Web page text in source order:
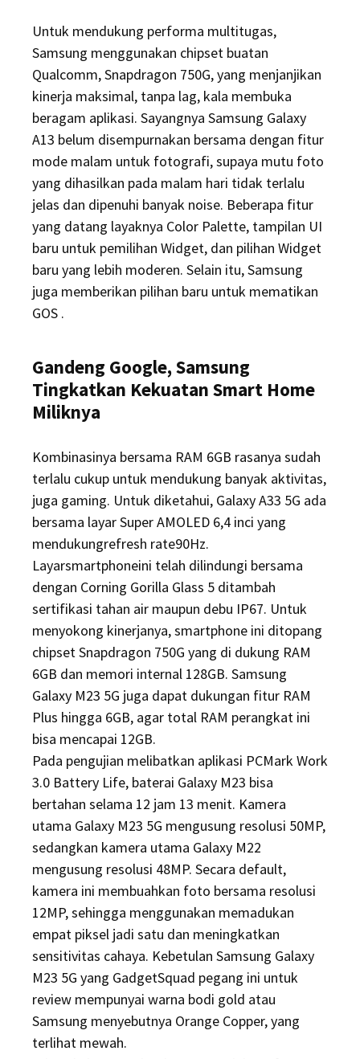
Untuk mendukung performa multitugas,
Samsung menggunakan chipset buatan
Qualcomm, Snapdragon 750G, yang menjanjikan
kinerja maksimal, tanpa lag, kala membuka
beragam aplikasi. Sayangnya Samsung Galaxy
A13 belum disempurnakan bersama dengan fitur
mode malam untuk fotografi, supaya mutu foto
yang dihasilkan pada malam hari tidak terlalu
jelas dan dipenuhi banyak noise. Beberapa fitur
yang datang layaknya Color Palette, tampilan UI
baru untuk pemilihan Widget, dan pilihan Widget
baru yang lebih moderen. Selain itu, Samsung
juga memberikan pilihan baru untuk mematikan
GOS .
Gandeng Google, Samsung
Tingkatkan Kekuatan Smart Home
Miliknya
Kombinasinya bersama RAM 6GB rasanya sudah
terlalu cukup untuk mendukung banyak aktivitas,
juga gaming. Untuk diketahui, Galaxy A33 5G ada
bersama layar Super AMOLED 6,4 inci yang
mendukungrefresh rate90Hz.
Layarsmartphoneini telah dilindungi bersama
dengan Corning Gorilla Glass 5 ditambah
sertifikasi tahan air maupun debu IP67. Untuk
menyokong kinerjanya, smartphone ini ditopang
chipset Snapdragon 750G yang di dukung RAM
6GB dan memori internal 128GB. Samsung
Galaxy M23 5G juga dapat dukungan fitur RAM
Plus hingga 6GB, agar total RAM perangkat ini
bisa mencapai 12GB.
Pada pengujian melibatkan aplikasi PCMark Work
3.0 Battery Life, baterai Galaxy M23 bisa
bertahan selama 12 jam 13 menit. Kamera
utama Galaxy M23 5G mengusung resolusi 50MP,
sedangkan kamera utama Galaxy M22
mengusung resolusi 48MP. Secara default,
kamera ini membuahkan foto bersama resolusi
12MP, sehingga menggunakan memadukan
empat piksel jadi satu dan meningkatkan
sensitivitas cahaya. Kebetulan Samsung Galaxy
M23 5G yang GadgetSquad pegang ini untuk
review mempunyai warna bodi gold atau
Samsung menyebutnya Orange Copper, yang
terlihat mewah.